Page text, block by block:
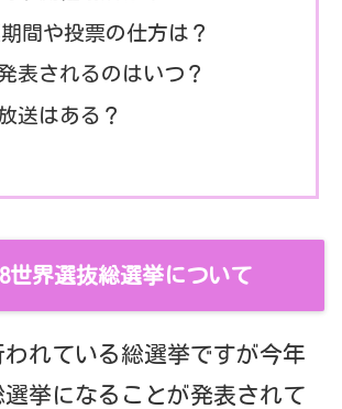
間や投票の仕方は？
表されるのはいつ？
送はある？
世界選抜総選挙について
れている総選挙ですが今年
選挙になることが発表されて